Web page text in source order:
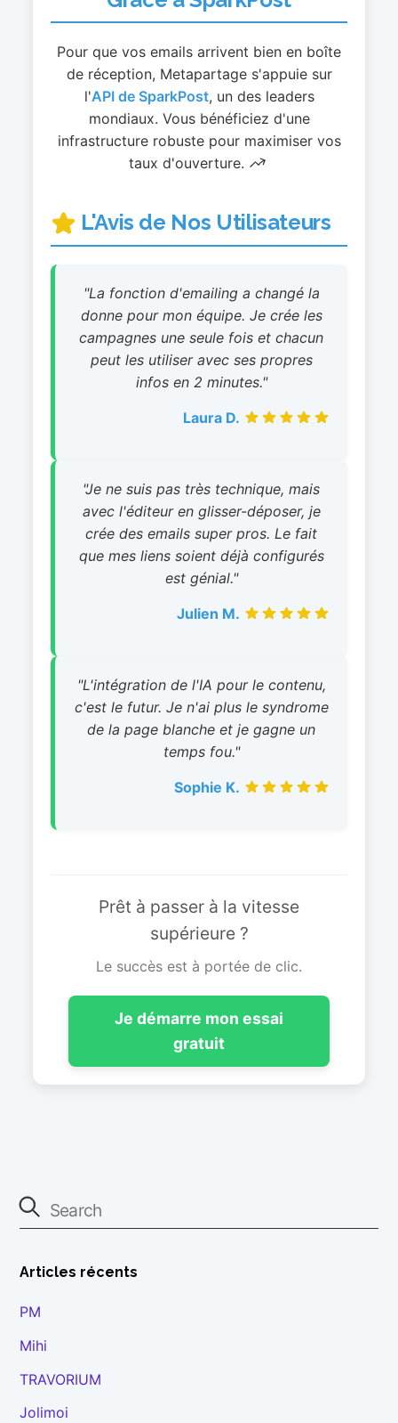
Pour que vos emails arrivent bien en boîte
de réception, Metapartage s'appuie sur
l'API de SparkPost, un des leaders
mondiaux. Vous bénéficiez d'une
infrastructure robuste pour maximiser vos
taux d'ouverture.
L'Avis de Nos Utilisateurs
"La fonction d'emailing a changé la
donne pour mon équipe. Je crée les
campagnes une seule fois et chacun
peut les utiliser avec ses propres
infos en 2 minutes."
Laura D.
"Je ne suis pas très technique, mais
avec l'éditeur en glisser-déposer, je
crée des emails super pros. Le fait
que mes liens soient déjà configurés
est génial."
Julien M.
"L'intégration de l'IA pour le contenu,
c'est le futur. Je n'ai plus le syndrome
de la page blanche et je gagne un
temps fou."
Sophie K.
Prêt à passer à la vitesse
supérieure ?
Le succès est à portée de clic.
Je démarre mon essai
gratuit
Articles récents
PM
Mihi
TRAVORIUM
Jolimoi